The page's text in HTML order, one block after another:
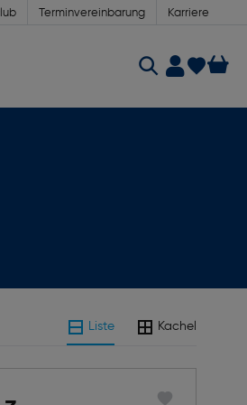
Terminvereinbarung Karriere
Liste Kachel